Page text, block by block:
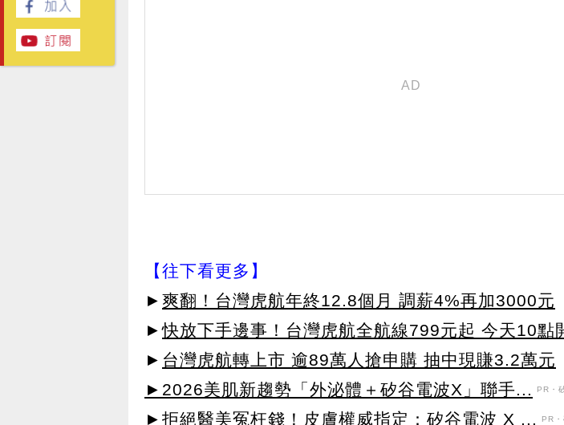
【往下看更多】
► 爽翻！台灣虎航年終12.8個月 調薪4%再加3000元
►快放下手邊事！台灣虎航全航線799元起 今天10點
► 台灣虎航轉上市 逾89萬人搶申購 抽中現賺3.2萬元
►2026美肌新趨勢「外泌體＋矽谷電波X」聯手...
PR・
►拒絕醫美冤枉錢！皮膚權威指定：矽谷電波 X ... PR